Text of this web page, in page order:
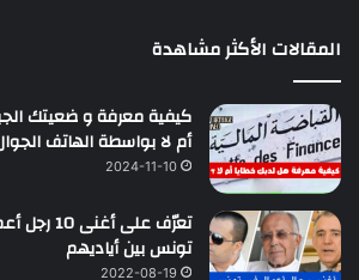
المقالات الأكثر مشاهدة
كيفية معرفة و ضعيتك
أم لا بواسطة الهاتف
2024-11-10
تعرّف على
تونس بين أياديهم
2022-08-19